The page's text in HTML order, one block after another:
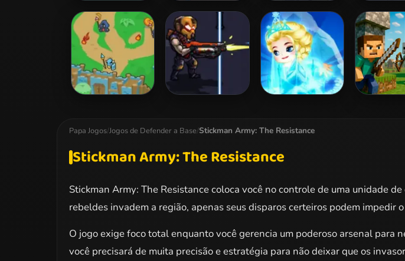
Castle Defense
Online
Hell Footy Stickman Shooter Orbital
Papa Jogos/Jogos de Defender a Base/Stickman Army: The Resistance
Stickman Army: The Resistance
Stickman Army: The Resistance coloca você no controle de uma unidade
rebeldes invadem a região, apenas seus disparos certeiros podem impedir
O jogo exige foco total enquanto você gerencia um poderoso arsenal para
você precisará de muita precisão e estratégia para não deixar que os